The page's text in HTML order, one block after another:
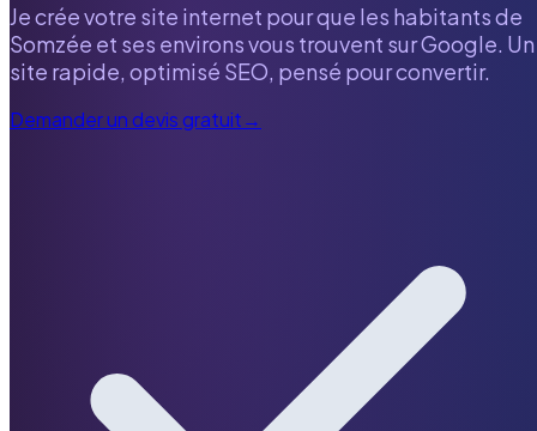
Je crée votre site internet pour que les habitants de
Somzée et ses environs vous trouvent sur Google. Un
site rapide, optimisé SEO, pensé pour convertir.
Demander un devis gratuit→